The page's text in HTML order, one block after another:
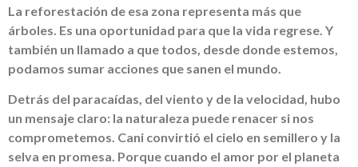
La reforestación de esa zona representa más que
árboles. Es una oportunidad para que la vida regrese. Y
también un llamado a que todos, desde donde estemos,
podamos sumar acciones que sanen el mundo.
Detrás del paracaídas, del viento y de la velocidad, hubo
un mensaje claro: la naturaleza puede renacer si nos
comprometemos. Cani convirtió el cielo en semillero y la
selva en promesa. Porque cuando el amor por el planeta